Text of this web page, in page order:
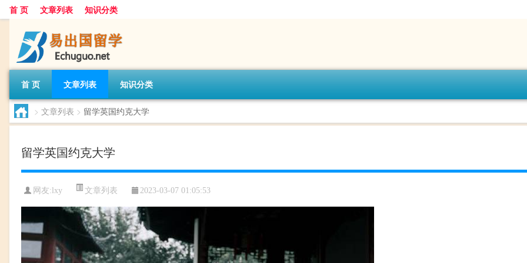
首 页 文章列表 知识分类
首 页 文章列表 知识分类
> 文章列表 > 留学英国约克大学
留学英国约克大学
网友: lxy 文章列表 2023-03-07 01:05:53